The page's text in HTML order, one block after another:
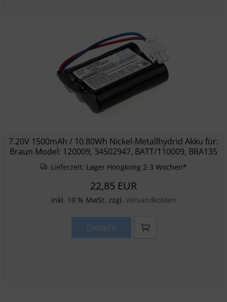
7.20V 1500mAh / 10.80Wh Nickel-Metallhydrid Akku für:
Braun Model: 120009, 34502947, BATT/110009, BRA135
Lieferzeit: Lager Hongkong 2-3 Wochen*
22,85 EUR
inkl. 19 % MwSt. zzgl. Versandkosten
Details